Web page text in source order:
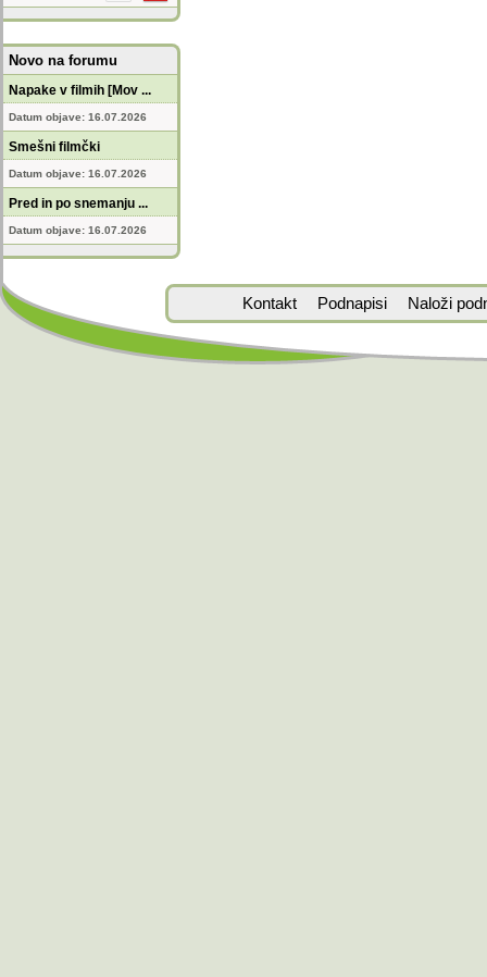
Novo na forumu
Napake v filmih [Mov ...
Datum objave: 16.07.2026
Smešni filmčki
Datum objave: 16.07.2026
Pred in po snemanju ...
Datum objave: 16.07.2026
Kontakt Podnapisi Naloži